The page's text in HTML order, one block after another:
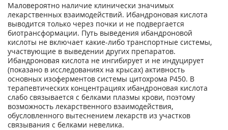
Маловероятно наличие клинически значимых
лекарственных взаимодействий. Ибандроновая кислота
выводится только через почки и не подвергается
биотрансформации. Путь выведения ибандроновой
кислоты не включает какие-либо транспортные системы,
участвующие в выведении других препаратов.
Ибандроновая кислота не ингибирует и не инду­цирует
(показано в исследованиях на крысах) активность
основных изоферментов системы цитохрома Р450. В
терапевтических концентрациях ибандроновая кислота
слабо связывается с белками плазмы крови, поэтому
возможность лекарственного взаимодействия,
обусловленного вытеснением лекарств из участков
связывания с белками невелика.